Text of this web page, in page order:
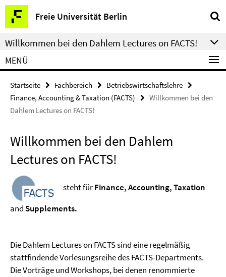
Springe
direkt
zu
Inhalt
Freie Universität Berlin
Service-
Navigation
Willkommen bei den Dahlem Lectures on FACTS!
MENÜ
Startseite Fachbereich
Betriebswirtschaftslehre
Finance, Accounting & Taxation (FACTS)
Willkommen bei den
Dahlem Lectures on FACTS!
Willkommen bei den Dahlem
Lectures on FACTS!
steht fürFinance, Accounting, Taxation
and Supplements.
Die Dahlem Lectures on FACTS sind eine regelmäßig
stattfindende Vorlesungsreihe des FACTS-Departments.
Die Vorträge und Workshops, bei denen renommierte